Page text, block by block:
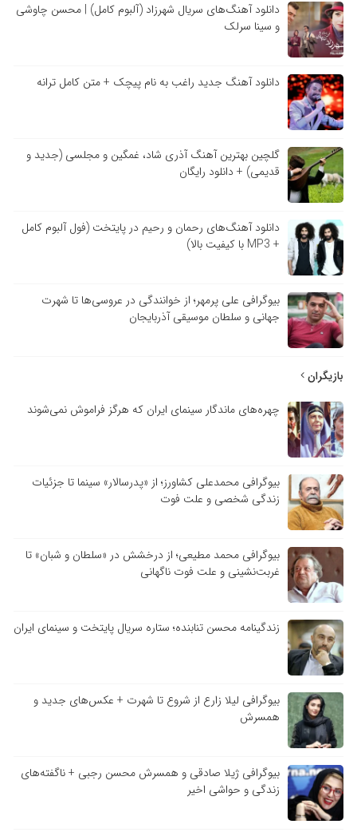
دانلود آهنگ‌های سریال شهرزاد (آلبوم کامل) | محسن چاوشی
و سینا سرلک
دانلود آهنگ جدید راغب به نام پیچک + متن کامل ترانه
گلچین بهترین آهنگ آذری شاد، غمگین و مجلسی (جدید و
قدیمی) + دانلود رایگان
دانلود آهنگ‌های رحمان و رحیم در پایتخت (فول آلبوم کامل
+ MP3 با کیفیت بالا)
بیوگرافی علی پرمهر؛ از خوانندگی در عروسی‌ها تا شهرت
جهانی و سلطان موسیقی آذربایجان
بازیگران
چهره‌های ماندگار سینمای ایران که هرگز فراموش نمی‌شوند
بیوگرافی محمدعلی کشاورز؛ از «پدرسالار» سینما تا جزئیات
زندگی شخصی و علت فوت
بیوگرافی محمد مطیعی؛ از درخشش در «سلطان و شبان» تا
غربت‌نشینی و علت فوت ناگهانی
زندگینامه محسن تنابنده؛ ستاره سریال پایتخت و سینمای ایران
بیوگرافی لیلا زارع از شروع تا شهرت + عکس‌های جدید و
همسرش
بیوگرافی ژیلا صادقی و همسرش محسن رجبی + ناگفته‌های
زندگی و حواشی اخیر